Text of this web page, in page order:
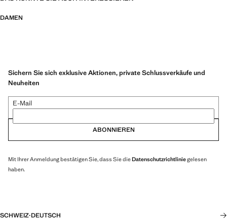
DAMEN
Sichern Sie sich exklusive Aktionen, private Schlussverkäufe und
Neuheiten
E-Mail
ABONNIEREN
Mit Ihrer Anmeldung bestätigen Sie, dass Sie dieDatenschutzrichtliniegelesen
haben.
SCHWEIZ·DEUTSCH